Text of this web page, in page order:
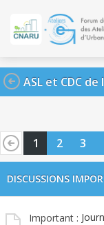
ASL et CDC
1 2 3
DISCUSSIONS
Important :